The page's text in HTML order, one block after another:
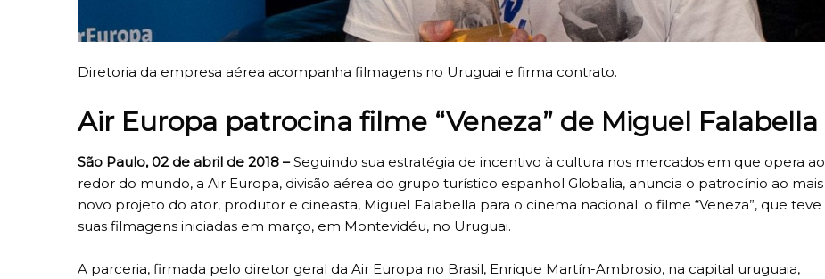
Diretoria da empresa aérea acompanha filmagens no Uruguai e firma contrato.
Air Europa patrocina filme “Veneza” de Miguel Falabella
São Paulo, 02 de abril de 2018 –Seguindo sua estratégia de incentivo à cultura nos mercados em que opera ao
redor do mundo, a Air Europa, divisão aérea do grupo turístico espanhol Globalia, anuncia o patrocínio ao mais
novo projeto do ator, produtor e cineasta, Miguel Falabella para o cinema nacional: o filme “Veneza”, que teve
suas filmagens iniciadas em março, em Montevidéu, no Uruguai.
A parceria, firmada pelo diretor geral da Air Europa no Brasil, Enrique Martín-Ambrosio, na capital uruguaia,